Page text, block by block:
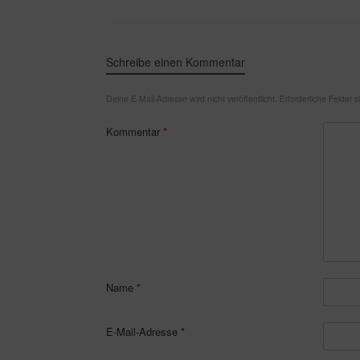
Schreibe einen Kommentar
Deine E-Mail-Adresse wird nicht veröffentlicht. Erforderliche Felder
Kommentar *
Name *
E-Mail-Adresse *